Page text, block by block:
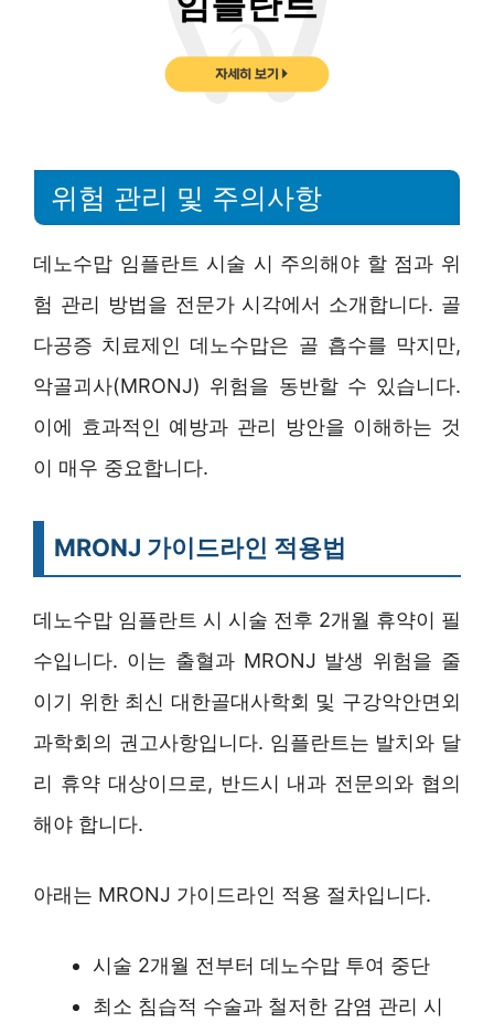
위험 관리 및 주의사항
데노수맙 임플란트 시술 시 주의해야 할 점과 위
험 관리 방법을 전문가 시각에서 소개합니다. 골
다공증 치료제인 데노수맙은 골 흡수를 막지만,
악골괴사(MRONJ) 위험을 동반할 수 있습니다.
이에 효과적인 예방과 관리 방안을 이해하는 것
이 매우 중요합니다.
MRONJ 가이드라인 적용법
데노수맙 임플란트 시 시술 전후 2개월 휴약이 필
수입니다. 이는 출혈과 MRONJ 발생 위험을 줄
이기 위한 최신 대한골대사학회 및 구강악안면외
과학회의 권고사항입니다. 임플란트는 발치와 달
리 휴약 대상이므로, 반드시 내과 전문의와 협의
해야 합니다.
아래는 MRONJ 가이드라인 적용 절차입니다.
시술 2개월 전부터 데노수맙 투여 중단
최소 침습적 수술과 철저한 감염 관리 시